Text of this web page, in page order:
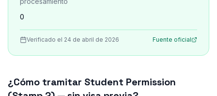
0
Verificado el 24 de abril de 2026 Fuente oficial
¿Cómo tramitar Student Permission